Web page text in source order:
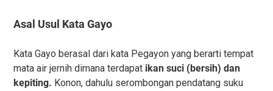
Asal Usul Kata Gayo
Kata Gayo berasal dari kata Pegayon yang berarti tempat
mata air jernih dimana terdapat ikan suci (bersih) dan
kepiting. Konon, dahulu serombongan pendatang suku